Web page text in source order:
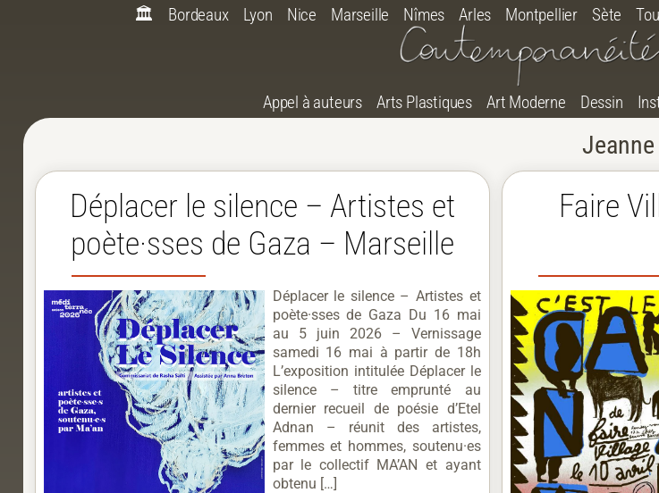
🏛️ Bordeaux Lyon Nice Marseille Nîmes Arles Montpellier Sète
Appel à auteurs Arts Plastiques Art Moderne Dessin
Déplacer le silence – Artistes et
poète·sses de Gaza – Marseille
Déplacer le silence – Artistes et
poète·sses de Gaza Du 16 mai
au 5 juin 2026 – Vernissage
samedi 16 mai à partir de 18h
L’exposition intitulée Déplacer le
silence – titre emprunté au
dernier recueil de poésie d’Etel
Adnan – réunit des artistes,
femmes et hommes, soutenu·es
par le collectif MA’AN et ayant
obtenu […]
Faire